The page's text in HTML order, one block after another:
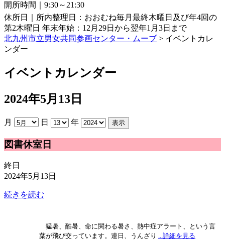
開所時間｜9:30～21:30
休所日｜所内整理日：おおむね毎月最終木曜日及び年4回の
第2木曜日 年末年始：12月29日から翌年1月3日まで
北九州市立男女共同参画センター・ムーブ > イベントカレ
ンダー
イベントカレンダー
2024年5月13日
月 日 年
図
書
休
室
図書休室日
終日
2024年5月13日
続きを読む
猛暑、酷暑、命に関わる暑さ、熱中症アラート、という言
葉が飛び交っています。連日、うんざり ...詳細を見る